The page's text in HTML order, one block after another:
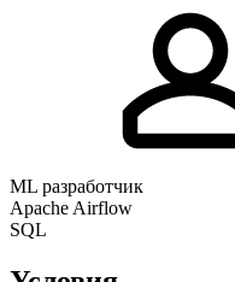
ML разработчик
Apache Airflow
SQL